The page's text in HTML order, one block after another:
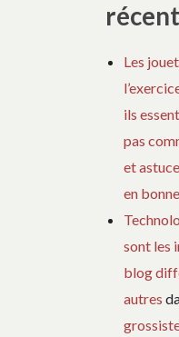
Les
ils
pas
et
en
sont les
blog
autres